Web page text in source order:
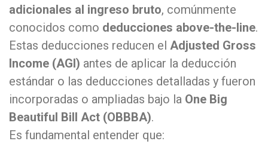
adicionales al ingreso bruto, comúnmente
conocidos como deducciones above-the-line.
Estas deducciones reducen el Adjusted Gross
Income (AGI) antes de aplicar la deducción
estándar o las deducciones detalladas y fueron
incorporadas o ampliadas bajo la One Big
Beautiful Bill Act (OBBBA).
Es fundamental entender que: